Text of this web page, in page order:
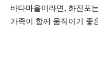
바다마을이라면, 화진포
가족이 함께 움직이기 좋